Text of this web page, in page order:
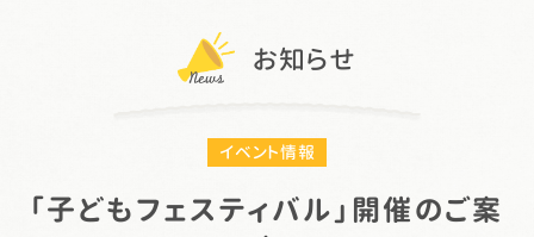
お知らせ
イベント情報
「子どもフェスティバル」開催のご案